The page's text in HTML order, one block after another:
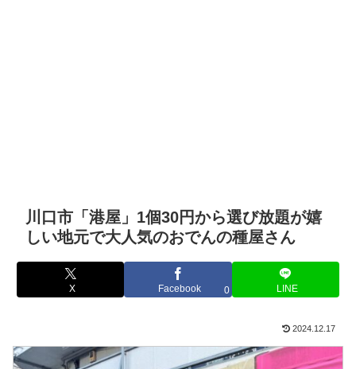
川口市「港屋」1個30円から選び放題が嬉
しい地元で大人気のおでんの種屋さん
X Facebook 0 LINE
2024.12.17